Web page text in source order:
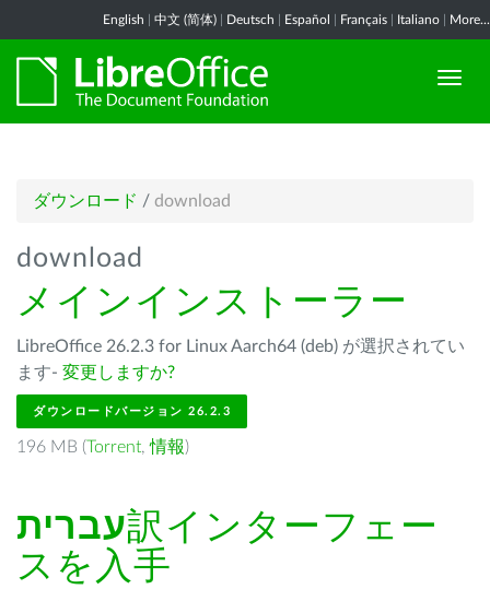
English 中文 (简体) Deutsch Español Français Italiano More...
ダウンロード / download
download
メインインストーラー
LibreOffice 26.2.3 for Linux Aarch64 (deb) が選択されてい
ます- 変更しますか?
ダウンロードバージョン 26.2.3
196 MB (Torrent,情報)
עברית訳インターフェー
スを入手